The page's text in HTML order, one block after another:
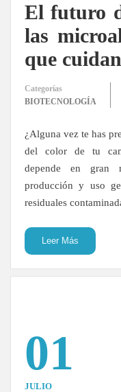
El futuro
las
que
Categorías
BIOTECNOLOGÍA
¿Alguna vez te has
del color de tu
depende en gran
producción y uso
residuales
Leer Más
01
JULIO